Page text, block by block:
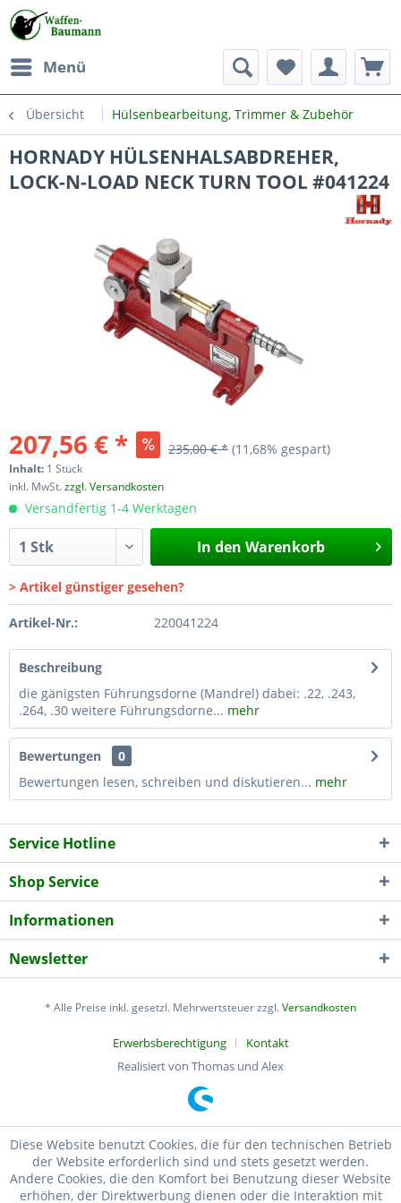
Menü
Übersicht Hülsenbearbeitung, Trimmer & Zubehör
HORNADY HÜLSENHALSABDREHER,
LOCK-N-LOAD NECK TURN TOOL #041224
207,56 € * 235,00 € * (11,68% gespart)
Inhalt: 1 Stück
inkl. MwSt.zzgl. Versandkosten
Versandfertig 1-4 Werktagen
In den Warenkorb
> Artikel günstiger gesehen?
Artikel-Nr.: 220041224
Beschreibung
die gänigsten Führungsdorne (Mandrel) dabei: .22, .243,
.264, .30 weitere Führungsdorne... mehr
Bewertungen
0
Bewertungen lesen, schreiben und diskutieren... mehr
Service Hotline
Shop Service
Informationen
Newsletter
* Alle Preise inkl. gesetzl. Mehrwertsteuer zzgl.Versandkosten
Erwerbsberechtigung
Kontakt
Realisiert von Thomas und Alex
Diese Website benutzt Cookies, die für den technischen Betrieb
der Website erforderlich sind und stets gesetzt werden.
Andere Cookies, die den Komfort bei Benutzung dieser Website
erhöhen, der Direktwerbung dienen oder die Interaktion mit